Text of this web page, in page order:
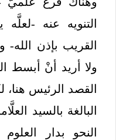
التنويه عنه -
القريب بإذن
ولا أريد أنْ أبسط
القصد الرئيس هنا،
البالغة بالسيد